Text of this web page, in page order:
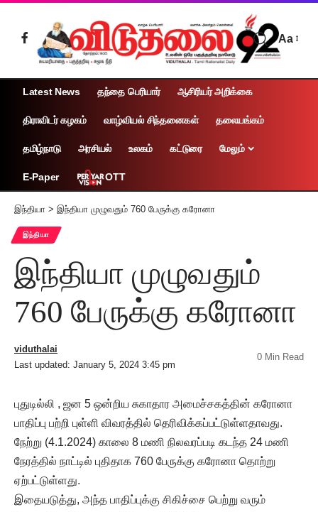
Aa
Latest News தந்தை பெரியார் ஆசிரியர் அறிக்கை
திராவிடர் கழகம் வாழ்வியல் சிந்தனைகள் தலையங்கம்
தமிழ்நாடு அரசியல் உலகம் கட்டுரை மேலும்
E-Paper OTT
இந்தியா > இந்தியா முழுவதும் 760 பேருக்கு கரோனா
இந்தியா
இந்தியா முழுவதும்
760 பேருக்கு கரோனா
Last updated: January 5, 2024 3:45 pm
viduthalai
0 Min Read
புதுடில்லி , ஜன 5 ஒன்றிய சுகாதார அமைச்சகத்தின் கரோனா
பாதிப்பு பற்றி புள்ளி விவரத்தில் தெரிவிக்கப்பட்டுள்ளதாவது.
நேற்று (4.1.2024) காலை 8 மணி நிலவரப்படி கடந்த 24 மணி
நேரத்தில் நாட்டில் புதிதாக 760 பேருக்கு கரோனா தொற்று
ஏற்பட்டுள்ளது.
இதையடுத்து, அந்த பாதிப்புக்கு சிகிச்சை பெற்று வரும்